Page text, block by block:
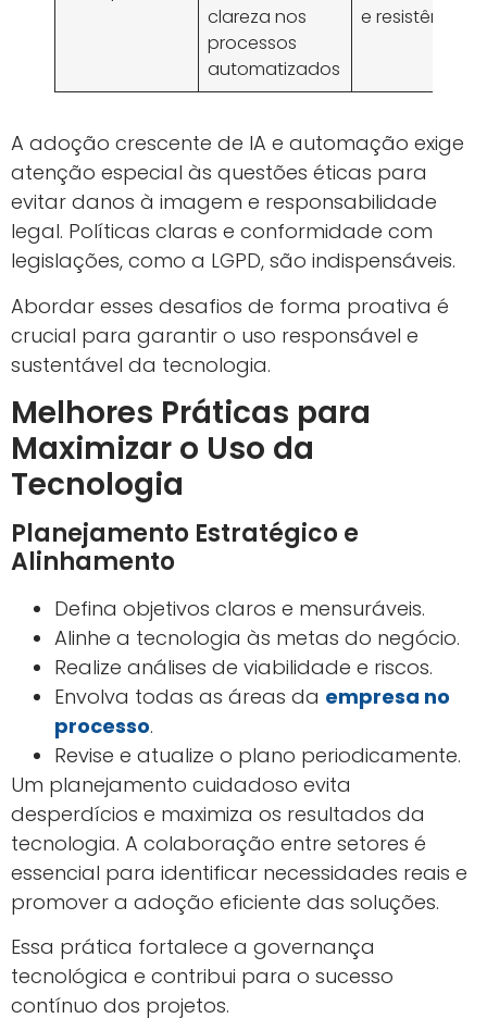
clareza nos
processos
automatizados
e resistência
A adoção crescente de IA e automação exige
atenção especial às questões éticas para
evitar danos à imagem e responsabilidade
legal. Políticas claras e conformidade com
legislações, como a LGPD, são indispensáveis.
Abordar esses desafios de forma proativa é
crucial para garantir o uso responsável e
sustentável da tecnologia.
Melhores Práticas para
Maximizar o Uso da
Tecnologia
Planejamento Estratégico e
Alinhamento
Defina objetivos claros e mensuráveis.
Alinhe a tecnologia às metas do negócio.
Realize análises de viabilidade e riscos.
Envolva todas as áreas da empresa no
processo.
Revise e atualize o plano periodicamente.
Um planejamento cuidadoso evita
desperdícios e maximiza os resultados da
tecnologia. A colaboração entre setores é
essencial para identificar necessidades reais e
promover a adoção eficiente das soluções.
Essa prática fortalece a governança
tecnológica e contribui para o sucesso
contínuo dos projetos.